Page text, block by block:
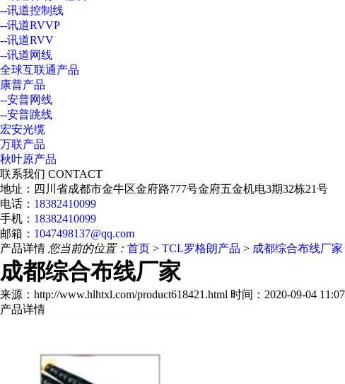
--讯道控制线
--讯道RVVP
--讯道RVV
--讯道网线
全球互联通产品
康普产品
--安普网线
--安普跳线
宏安光缆
万联产品
秋叶原产品
联系我们 CONTACT
地址：四川省成都市金牛区金府路777号金府五金机电3期32栋21号
电话： 18382410099
手机： 18382410099
邮箱： 1047498137@qq.com
产品详情 您当前的位置： 首页 > TCL罗格朗产品 > 成都综合布线厂家
成都综合布线厂家
来源：http://www.hlhtxl.com/product618421.html 时间：2020-09-04
产品详情